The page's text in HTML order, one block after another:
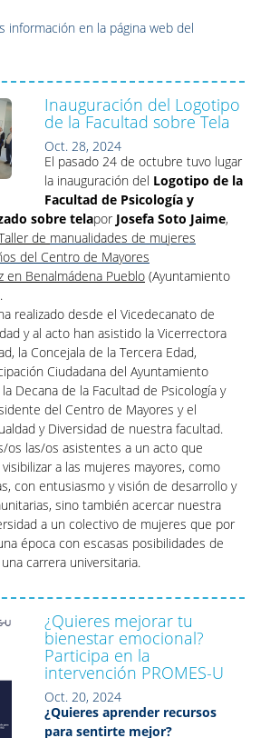
información en la página web del
Inauguración del Logotipo
de la Facultad sobre Tela
Oct. 28, 2024
El pasado 24 de octubre tuvo lugar
la inauguración del Logotipo de la
Facultad de Psicología y
sobre telapor Josefa Soto Jaime,
de manualidades de mujeres
del Centro de Mayores
en Benalmádena Pueblo (Ayuntamiento
realizado desde el Vicedecanato de
yal acto han asistido la Vicerrectora
la Concejala de la Tercera Edad,
Ciudadana del Ayuntamiento
Decana de la Facultad de Psicología y
del Centro de Mayores y el
y Diversidad de nuestra facultad.
os las/os asistentes a un acto que
visibilizar a las mujeres mayores, como
con entusiasmo yvisión de desarrollo y
sino también acercar nuestra
a un colectivo de mujeres que por
época con escasas posibilidades de
carrera universitaria.
¿Quieres mejorar tu
bienestar emocional?
Participa en la
intervención PROMES-U
Oct. 20, 2024
¿Quieres aprender recursos
para sentirte mejor?